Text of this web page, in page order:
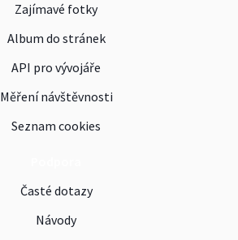
Zajímavé fotky
Album do stránek
API pro vývojáře
Měření návštěvnosti
Seznam cookies
Časté dotazy
Návody